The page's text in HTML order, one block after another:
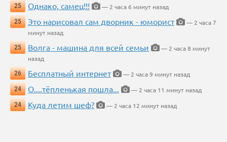
25
Однако, самец!!!
— 2 часа 6 минут назад
25
Это нарисовал сам дворник - юморист
— 2 часа 7
минут назад
25
Волга - машина для всей семьи
— 2 часа 8 минут
назад
26
Бесплатный интернет
— 2 часа 9 минут назад
24
О....тёпленькая пошла...
— 2 часа 11 минут назад
24
Куда летим шеф? — 2 часа 12 минут назад